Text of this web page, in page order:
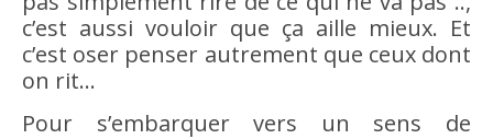
c’est aussi vouloir que ça aille mieux. Et
c’est oser penser autrement que ceux dont
on rit…
Pour s’embarquer vers un sens de